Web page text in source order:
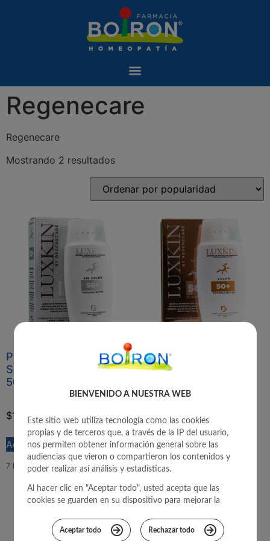
Regenecare
Regenecare
Mostrando 2 resultados
PROTECTOR SOLAR
SIN COLOR LUXKIN
50ML
$118.900 IVA Incluido
Add to cart
7 left in stock!
PROTECTOR SOLAR
COLOR LUXKIN 50ML
Add to cart
Only 2 left in stock!
BIENVENIDO A NUESTRA WEB
Este sitio web utiliza tecnología como las cookies
propias y de terceros que, a través de la IP del usuario,
nos permiten obtener información general sobre las
audiencias que vieron o compartieron los contenidos y
poder realizar así análisis y estadísticas.
Al hacer clic en "Aceptar todo", usted acepta que las
cookies se guarden en su dispositivo para mejorar la
colaborar con nuestros estudios de marketing para
brindarle una mejor experiencia.
Aceptar todo Rechazar todo